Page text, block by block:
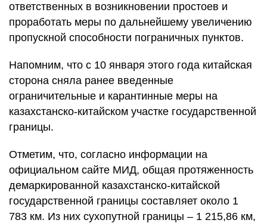
ответственных в возникновении простоев и
проработать меры по дальнейшему увеличению
пропускной способности пограничных пунктов.
Напомним, что с 10 января этого года китайская
сторона сняла ранее введенные
ограничительные и карантинные меры на
казахстанско-китайском участке государственной
границы.
Отметим, что, согласно информации на
официальном сайте МИД, общая протяженность
демаркированной казахстанско-китайской
государственной границы составляет около 1
783 км. Из них сухопутной границы – 1 215,86 км,